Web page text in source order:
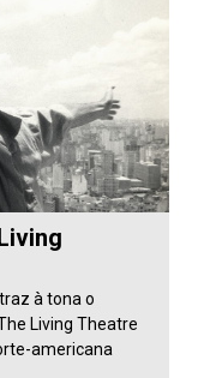
à tona o
Living Theatre
americana